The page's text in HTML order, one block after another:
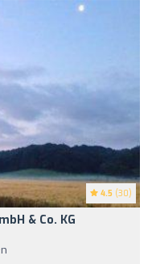
4.5 (30)
& Co. KG